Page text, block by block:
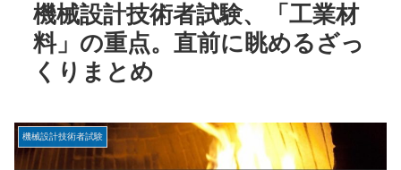
機械設計技術者試験、「工業材
料」の重点。直前に眺めるざっ
くりまとめ
機械設計技術者試験